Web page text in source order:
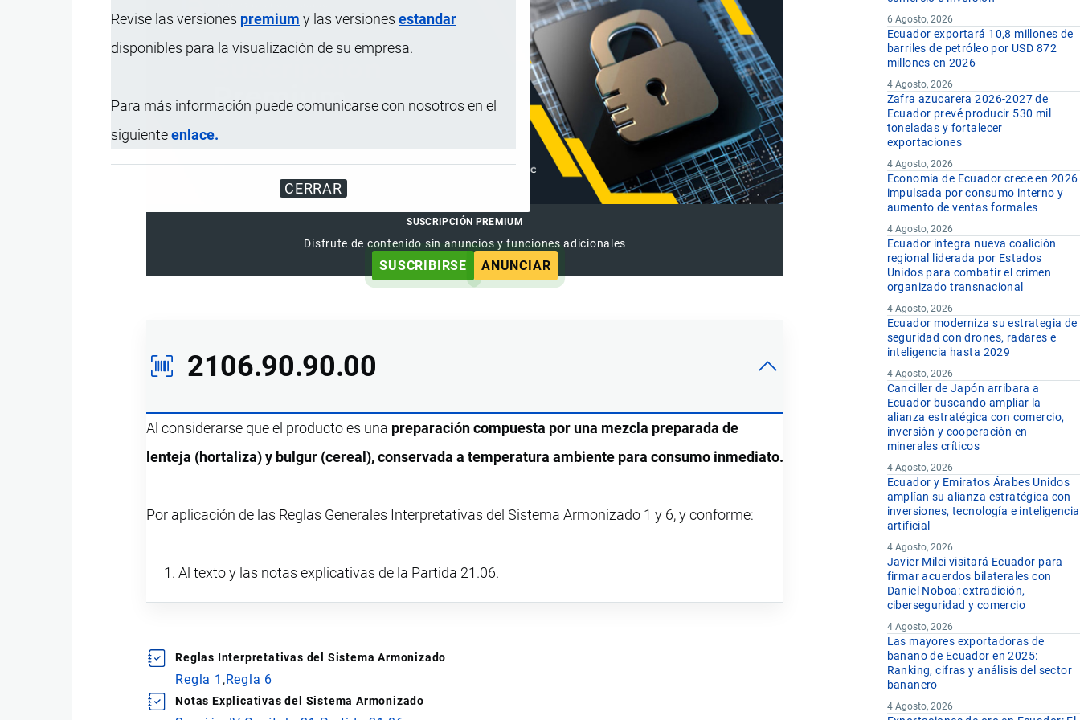
Revise las versiones premium y las versiones estandar
disponibles para la visualización de su empresa.
Para más información puede comunicarse con nosotros en el
siguienteenlace.
CERRAR
SUSCRIPCIÓN PREMIUM
Disfrute de contenido sin anuncios y funciones adicionales
SUSCRIBIRSE ANUNCIAR
2106.90.90.00
Al considerarse que el producto es una preparación compuesta por una mezcla preparada de
lenteja (hortaliza) y bulgur (cereal), conservada a temperatura ambiente para consumo inmediato.
Por aplicación de las Reglas Generales Interpretativas del Sistema Armonizado 1 y 6, y conforme:
Al texto y las notas explicativas de la Partida 21.06.
Reglas Interpretativas del Sistema Armonizado
Regla 1 Regla 6
Notas Explicativas del Sistema Armonizado
6 Agosto, 2026
Ecuador exportará 10,8 millones de
barriles de petróleo por USD 872
millones en 2026
4 Agosto, 2026
Zafra azucarera 2026-2027 de
Ecuador prevé producir 530 mil
toneladas y fortalecer
exportaciones
4 Agosto, 2026
Economía de Ecuador crece en 2026
impulsada por consumo interno y
aumento de ventas formales
4 Agosto, 2026
Ecuador integra nueva coalición
regional liderada por Estados
Unidos para combatir el crimen
organizado transnacional
4 Agosto, 2026
Ecuador moderniza su estrategia de
seguridad con drones, radares e
inteligencia hasta 2029
4 Agosto, 2026
Canciller de Japón arribara a
Ecuador buscando ampliar la
alianza estratégica con comercio,
inversión y cooperación en
minerales críticos
4 Agosto, 2026
Ecuador y Emiratos Árabes Unidos
amplían su alianza estratégica con
inversiones, tecnología e inteligencia
artificial
4 Agosto, 2026
Javier Milei visitará Ecuador para
firmar acuerdos bilaterales con
Daniel Noboa: extradición,
ciberseguridad y comercio
4 Agosto, 2026
Las mayores exportadoras de
banano de Ecuador en 2025:
Ranking, cifras y análisis del sector
bananero
4 Agosto, 2026